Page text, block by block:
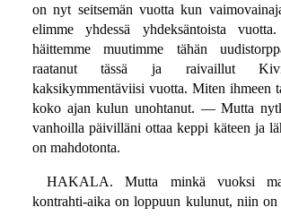
on nyt seitsemän vuotta kun
elimme yhdessä yhdeksäntoista
häittemme muutimme tähän
raatanut tässä ja raivaillut
kaksikymmentäviisi vuotta. Miten ihmeen
koko ajan kulun unohtanut. — Mutta
vanhoilla päivilläni ottaa keppi käteen ja
on mahdotonta.
HAKALA. Mutta minkä vuoksi
kontrahti-aika on loppuun kulunut, niin on